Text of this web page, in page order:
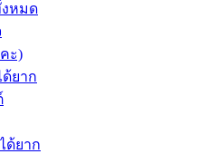
งหมด
ะ)
ยาก
ด้ยาก